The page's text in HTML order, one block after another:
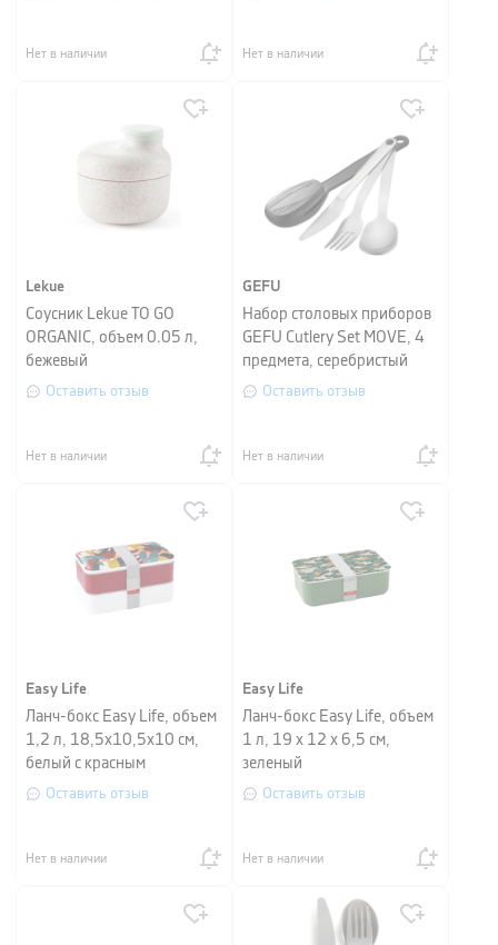
Нет в наличии Нет в наличии
Lekue
Соусник Lekue TO GO
ORGANIC, объем 0.05 л,
бежевый
Оставить отзыв
Нет в наличии
GEFU
Набор столовых приборов
GEFU Cutlery Set MOVE, 4
предмета, серебристый
Оставить отзыв
Нет в наличии
Easy Life
Ланч-бокс Easy Life, объем
1,2 л, 18,5x10,5x10 см,
белый с красным
Оставить отзыв
Нет в наличии
Easy Life
Ланч-бокс Easy Life, объем
1 л, 19 x 12 x 6,5 см,
зеленый
Оставить отзыв
Нет в наличии